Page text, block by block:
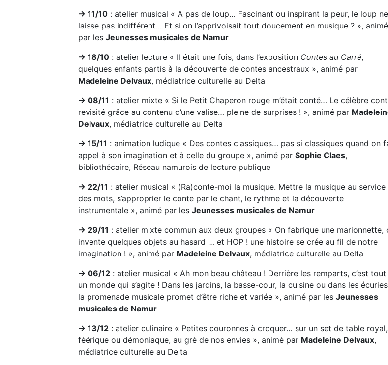
→ 11/10 : atelier musical « A pas de loup… Fascinant ou inspirant la peur, le loup ne
laisse pas indifférent… Et si on l’apprivoisait tout doucement en musique ? », animé
par les Jeunesses musicales de Namur
→ 18/10 : atelier lecture « Il était une fois, dans l’exposition Contes au Carré,
quelques enfants partis à la découverte de contes ancestraux », animé par
Madeleine Delvaux, médiatrice culturelle au Delta
→ 08/11 : atelier mixte « Si le Petit Chaperon rouge m’était conté… Le célèbre
revisité grâce au contenu d’une valise… pleine de surprises ! », animé par
Delvaux, médiatrice culturelle au Delta
→ 15/11 : animation ludique « Des contes classiques… pas si classiques quand on
appel à son imagination et à celle du groupe », animé par Sophie Claes,
bibliothécaire, Réseau namurois de lecture publique
→ 22/11 : atelier musical « (Ra)conte-moi la musique. Mettre la musique au service
des mots, s’approprier le conte par le chant, le rythme et la découverte
instrumentale », animé par les Jeunesses musicales de Namur
→ 29/11 : atelier mixte commun aux deux groupes « On fabrique une marionnette,
invente quelques objets au hasard … et HOP ! une histoire se crée au fil de notre
imagination ! », animé par Madeleine Delvaux, médiatrice culturelle au Delta
→ 06/12 : atelier musical « Ah mon beau château ! Derrière les remparts, c’est tout
un monde qui s’agite ! Dans les jardins, la basse-cour, la cuisine ou dans les
la promenade musicale promet d’être riche et variée », animé par les Jeunesses
musicales de Namur
→ 13/12 : atelier culinaire « Petites couronnes à croquer… sur un set de table royal,
féérique ou démoniaque, au gré de nos envies », animé par Madeleine Delvaux,
médiatrice culturelle au Delta